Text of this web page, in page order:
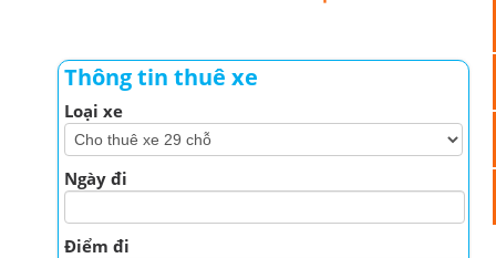
Thông tin thuê xe
Loại xe
Ngày đi
Điểm đi